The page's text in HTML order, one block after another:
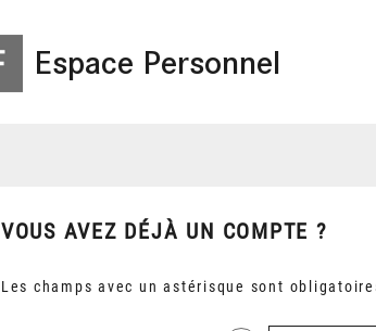
Espace Personnel
VOUS AVEZ DÉJÀ UN COMPTE ?
Les champs avec un astérisque sont